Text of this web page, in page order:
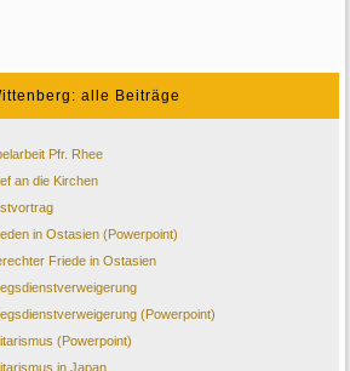
alle Beiträge
Pfr. Rhee
an die Kirchen
in Ostasien (Powerpoint)
Friede in Ostasien
(Powerpoint)
(Powerpoint)
in Japan